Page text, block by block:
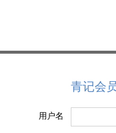
青记会
用户名